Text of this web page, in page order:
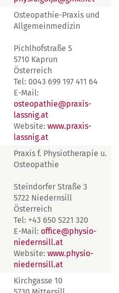
Osteopathie-Praxis und
Allgemeinmedizin
Pichlhofstraße 5
5710 Kaprun
Österreich
Tel: 0043 699 197 411 64
E-Mail:
osteopathie@praxis-
lassnig.at
Website: www.praxis-
lassnig.at
Praxis f. Physiotherapie u.
Osteopathie
Steindorfer Straße 3
5722 Niedernsill
Österreich
Tel: +43 650 5221 320
E-Mail: office@physio-
niedernsill.at
Website: www.physio-
niedernsill.at
Kirchgasse 10